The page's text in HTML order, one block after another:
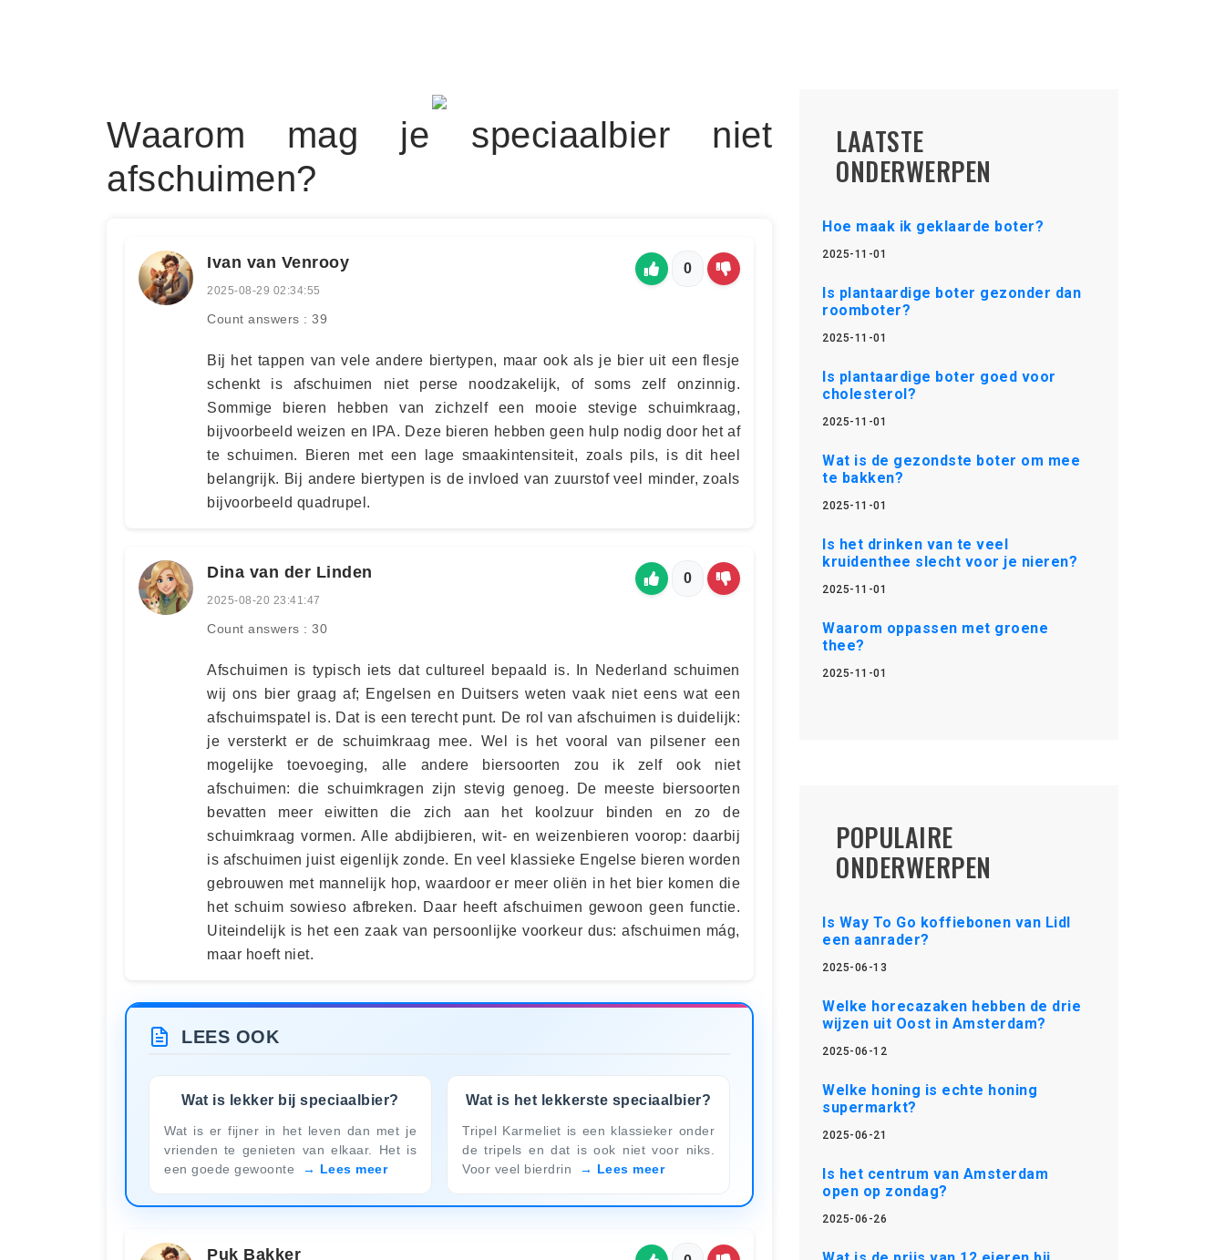
Waarom mag je speciaalbier niet
afschuimen?
Ivan van Venrooy
2025-08-29 02:34:55
Count answers : 39
0
Bij het tappen van vele andere biertypen, maar ook als je bier uit een flesje
schenkt is afschuimen niet perse noodzakelijk, of soms zelf onzinnig.
Sommige bieren hebben van zichzelf een mooie stevige schuimkraag,
bijvoorbeeld weizen en IPA. Deze bieren hebben geen hulp nodig door het af
te schuimen. Bieren met een lage smaakintensiteit, zoals pils, is dit heel
belangrijk. Bij andere biertypen is de invloed van zuurstof veel minder, zoals
bijvoorbeeld quadrupel.
Dina van der Linden
2025-08-20 23:41:47
Count answers : 30
0
Afschuimen is typisch iets dat cultureel bepaald is. In Nederland schuimen
wij ons bier graag af; Engelsen en Duitsers weten vaak niet eens wat een
afschuimspatel is. Dat is een terecht punt. De rol van afschuimen is duidelijk:
je versterkt er de schuimkraag mee. Wel is het vooral van pilsener een
mogelijke toevoeging, alle andere biersoorten zou ik zelf ook niet
afschuimen: die schuimkragen zijn stevig genoeg. De meeste biersoorten
bevatten meer eiwitten die zich aan het koolzuur binden en zo de
schuimkraag vormen. Alle abdijbieren, wit- en weizenbieren voorop: daarbij
is afschuimen juist eigenlijk zonde. En veel klassieke Engelse bieren worden
gebrouwen met mannelijk hop, waardoor er meer oliën in het bier komen die
het schuim sowieso afbreken. Daar heeft afschuimen gewoon geen functie.
Uiteindelijk is het een zaak van persoonlijke voorkeur dus: afschuimen mág,
maar hoeft niet.
LEES OOK
Wat is lekker bij speciaalbier?
Wat is er fijner in het leven dan met je
vrienden te genieten van elkaar. Het is
een goede gewoonte
Lees meer
Wat is het lekkerste speciaalbier?
Tripel Karmeliet is een klassieker onder
de tripels en dat is ook niet voor niks.
Voor veel bierdrin
Lees meer
Puk Bakker
LAATSTE
ONDERWERPEN
Hoe maak ik geklaarde boter?
2025-11-01
Is plantaardige boter gezonder dan
roomboter?
2025-11-01
Is plantaardige boter goed voor
cholesterol?
2025-11-01
Wat is de gezondste boter om mee
te bakken?
2025-11-01
Is het drinken van te veel
kruidenthee slecht voor je nieren?
2025-11-01
Waarom oppassen met groene
thee?
2025-11-01
POPULAIRE
ONDERWERPEN
Is Way To Go koffiebonen van Lidl
een aanrader?
2025-06-13
Welke horecazaken hebben de drie
wijzen uit Oost in Amsterdam?
2025-06-12
Welke honing is echte honing
supermarkt?
2025-06-21
Is het centrum van Amsterdam
open op zondag?
2025-06-26